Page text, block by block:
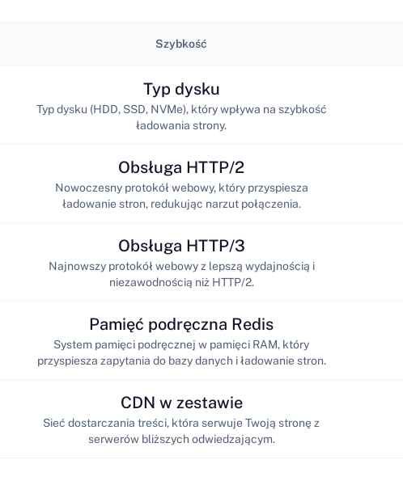
Szybkość
Typ dysku
Typ dysku (HDD, SSD, NVMe), który wpływa na szybkość
ładowania strony.
Obsługa HTTP/2
Nowoczesny protokół webowy, który przyspiesza
ładowanie stron, redukując narzut połączenia.
Obsługa HTTP/3
Najnowszy protokół webowy z lepszą wydajnością i
niezawodnością niż HTTP/2.
Pamięć podręczna Redis
System pamięci podręcznej w pamięci RAM, który
przyspiesza zapytania do bazy danych i ładowanie stron.
CDN w zestawie
Sieć dostarczania treści, która serwuje Twoją stronę z
serwerów bliższych odwiedzającym.